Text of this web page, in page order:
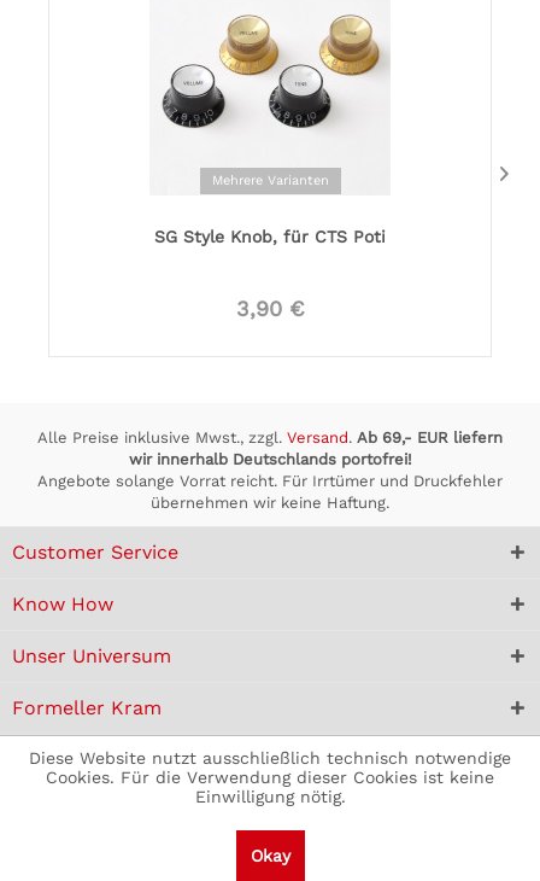
Mehrere Varianten
SG Style Knob, für CTS Poti
3,90 €
Alle Preise inklusive Mwst., zzgl. Versand. Ab 69,- EUR liefern
wir innerhalb Deutschlands portofrei!
Angebote solange Vorrat reicht. Für Irrtümer und Druckfehler
übernehmen wir keine Haftung.
Customer Service
Know How
Unser Universum
Formeller Kram
Diese Website nutzt ausschließlich technisch notwendige
Cookies. Für die Verwendung dieser Cookies ist keine
Einwilligung nötig.
Okay